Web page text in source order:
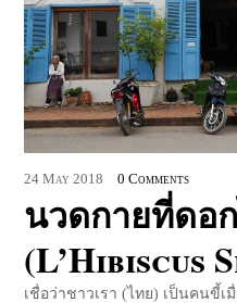
24 May 2018 0 Comments
นวดกายที่ดอ
(L’Hibiscus
เชื่อว่าชาวเรา (ไทย) เป็นคนขี้